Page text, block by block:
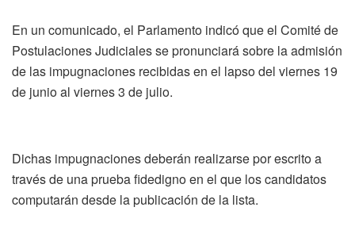
En un comunicado, el Parlamento indicó que el Comité de
Postulaciones Judiciales se pronunciará sobre la admisión
de las impugnaciones recibidas en el lapso del viernes 19
de junio al viernes 3 de julio.
Dichas impugnaciones deberán realizarse por escrito a
través de una prueba fidedigno en el que los candidatos
computarán desde la publicación de la lista.